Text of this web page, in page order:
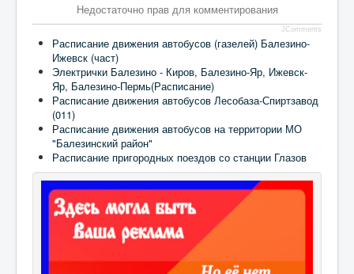
Недостаточно прав для комментирования
JComments
Расписание движения автобусов (газелей) Балезино-
Ижевск (част)
Электрички Балезино - Киров, Балезино-Яр, Ижевск-
Яр, Балезино-Пермь(Расписание)
Расписание движения автобусов Лесобаза-Спиртзавод
(011)
Расписание движения автобусов на территории МО
"Балезинский район"
Расписание пригородных поездов со станции Глазов